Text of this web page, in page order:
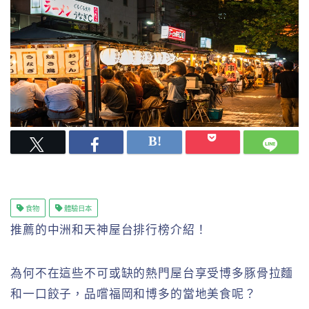
食物 體驗日本
推薦的中洲和天神屋台排行榜介紹！
為何不在這些不可或缺的熱門屋台享受博多豚骨拉麵
和一口餃子，品嚐福岡和博多的當地美食呢？